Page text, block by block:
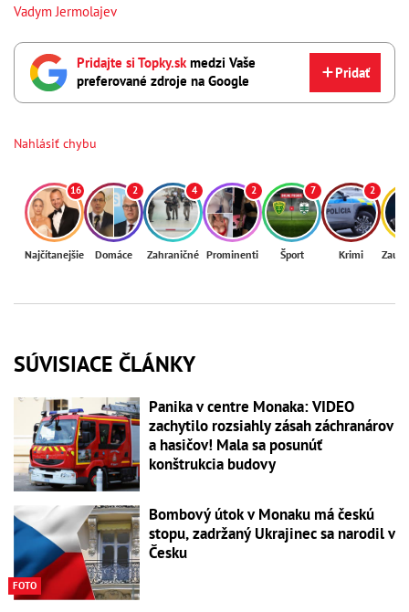
Vadym Jermolajev
Pridajte si Topky.skmedzi Vaše
preferované zdroje na Google
Pridať
Nahlásiť chybu
16
Najčítanejšie
2
Domáce
4
Zahraničné
2
Prominenti
7
Šport
2
Krimi
SÚVISIACE ČLÁNKY
Panika v centre Monaka: VIDEO
zachytilo rozsiahly zásah záchranárov
a hasičov! Mala sa posunúť
konštrukcia budovy
FOTO
Bombový útok v Monaku má českú
stopu, zadržaný Ukrajinec sa narodil v
Česku